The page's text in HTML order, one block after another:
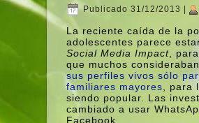
Publicado 31/12/2013
La reciente caí­da de la
adolescentes parece
Social Media Impact ,
que muchos
sus perfiles vivos sólo
familiares mayores ,
siendo popular. Las
cambiado a usar
Facebook.